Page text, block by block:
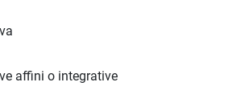
affini o integrative